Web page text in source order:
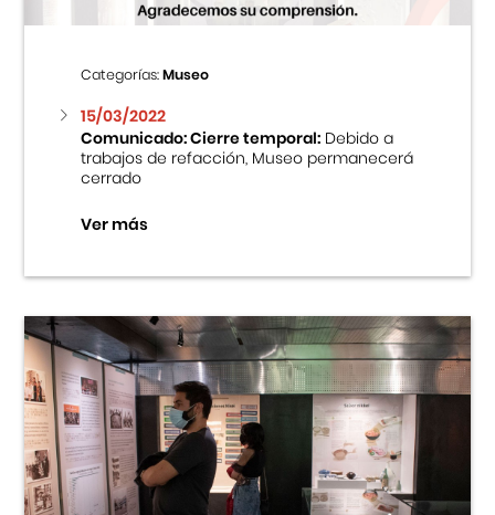
Categorías:Museo
15/03/2022
Comunicado: Cierre temporal:Debido a
trabajos de refacción, Museo permanecerá
cerrado
Ver más